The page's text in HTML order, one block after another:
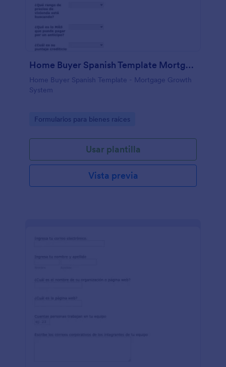
Home Buyer Spanish Template Mortgage Growth System
Home Buyer Spanish Template - Mortgage Growth
System
Go to Category:
Formularios para bienes raíces
Usar plantilla
Vista previa